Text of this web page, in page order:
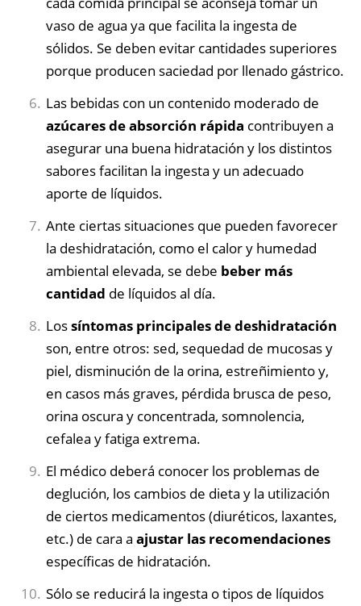
vaso de agua ya que facilita la ingesta de
sólidos. Se deben evitar cantidades superiores
porque producen saciedad por llenado gástrico.
Las bebidas con un contenido moderado de
azúcares de absorción rápida contribuyen a
asegurar una buena hidratación y los distintos
sabores facilitan la ingesta y un adecuado
aporte de líquidos.
Ante ciertas situaciones que pueden favorecer
la deshidratación, como el calor y humedad
ambiental elevada, se debe beber más
cantidad de líquidos al día.
Lossíntomas principales de deshidratación
son, entre otros: sed, sequedad de mucosas y
piel, disminución de la orina, estreñimiento y,
en casos más graves, pérdida brusca de peso,
orina oscura y concentrada, somnolencia,
cefalea y fatiga extrema.
El médico deberá conocer los problemas de
deglución, los cambios de dieta y la utilización
de ciertos medicamentos (diuréticos, laxantes,
etc.) de cara a ajustar las recomendaciones
específicas de hidratación.
Sólo se reducirá la ingesta o tipos de líquidos